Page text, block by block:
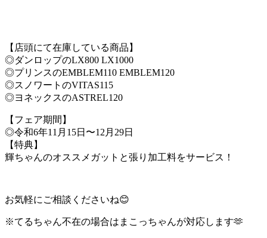
【店頭にて在庫している商品】
◎ダンロップのLX800 LX1000
◎プリンスのEMBLEM110 EMBLEM120
◎スノワートのVITAS115
◎ヨネックスのASTREL120
【フェア期間】
◎令和6年11月15日〜12月29日
【特典】
輝ちゃんのオススメガットと張り加工料をサービス！
お気軽にご相談くださいね😊
※てるちゃん不在の場合はまこっちゃんが対応します🫶